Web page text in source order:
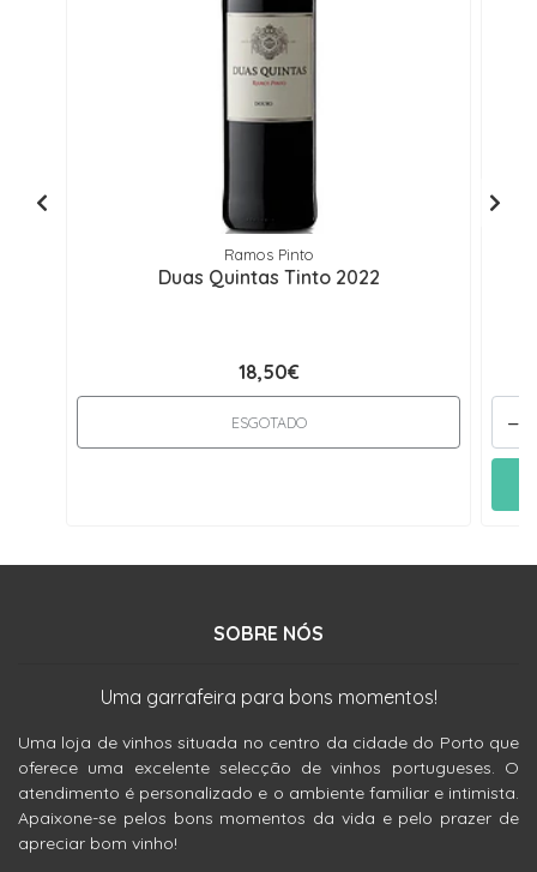
Ramos Pinto
Duas Quintas Tinto 2022
18,50€
ESGOTADO -
SOBRE NÓS
Uma garrafeira para bons momentos!
Uma loja de vinhos situada no centro da cidade do Porto que
oferece uma excelente selecção de vinhos portugueses. O
atendimento é personalizado e o ambiente familiar e intimista.
Apaixone-se pelos bons momentos da vida e pelo prazer de
apreciar bom vinho!